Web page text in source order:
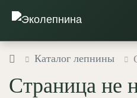
Каталог лепнины
Страница не